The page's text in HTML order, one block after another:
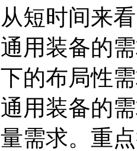
短时间来
用装备的
的布局性
用装备的
需求。重